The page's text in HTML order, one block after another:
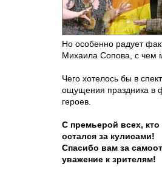
Но особенно радует
Михаила Сопова, с чем
Чего хотелось бы в
ощущения праздника в
героев.
С премьерой всех,
остался за кулисами!
Спасибо вам за
уважение к зрителям!